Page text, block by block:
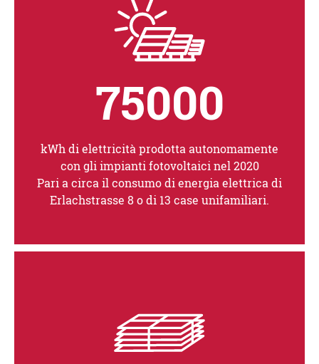
75000
kWh di elettricità prodotta autonomamente
con gli impianti fotovoltaici nel 2020
Pari a circa il consumo di energia elettrica di
Erlachstrasse 8 o di 13 case unifamiliari.